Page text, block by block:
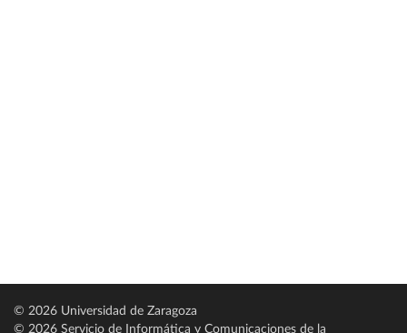
© 2026 Universidad de Zaragoza
© 2026 Servicio de Informática y Comunicaciones de la